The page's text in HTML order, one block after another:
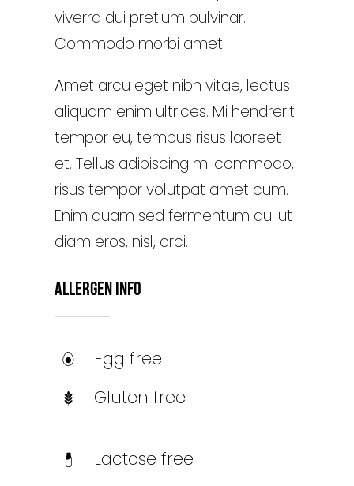
viverra dui pretium pulvinar.
Commodo morbi amet.
Amet arcu eget nibh vitae, lectus
aliquam enim ultrices. Mi hendrerit
tempor eu, tempus risus laoreet
et. Tellus adipiscing mi commodo,
risus tempor volutpat amet cum.
Enim quam sed fermentum dui ut
diam eros, nisl, orci.
Allergen Info
Egg free
Gluten free
Lactose free